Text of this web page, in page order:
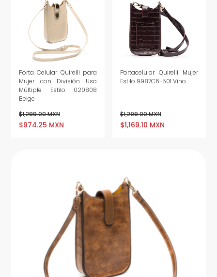
Porta Celular Quirelli para
Mujer con División Uso
Múltiple Estilo 020808
Beige
$1,299.00 MXN
$974.25 MXN
Portacelular Quirelli Mujer
Estilo 9987C6-501 Vino
$1,299.00 MXN
$1,169.10 MXN